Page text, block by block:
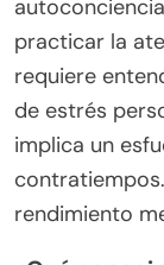
Establecer
seguir el
Evaluar
de la
Priorizar el
prevenir el